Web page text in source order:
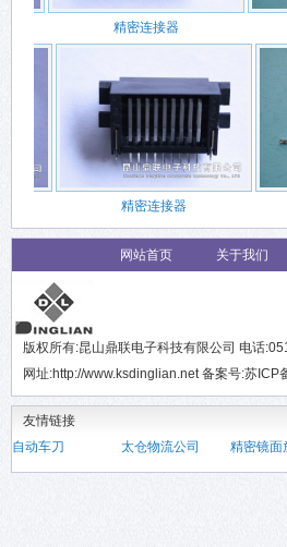
精密连接器
精密连接器
网站首页 关于我们
版权所有:昆山鼎联电子科技有限公司 电话
网址:http://www.ksdinglian.net 备案号:苏ICP
友情链接
自动车刀
太仓物流公司 精密镜面